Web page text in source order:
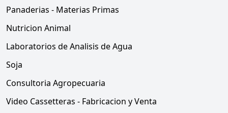
Panaderias - Materias Primas
Nutricion Animal
Laboratorios de Analisis de Agua
Soja
Consultoria Agropecuaria
Video Cassetteras - Fabricacion y Venta